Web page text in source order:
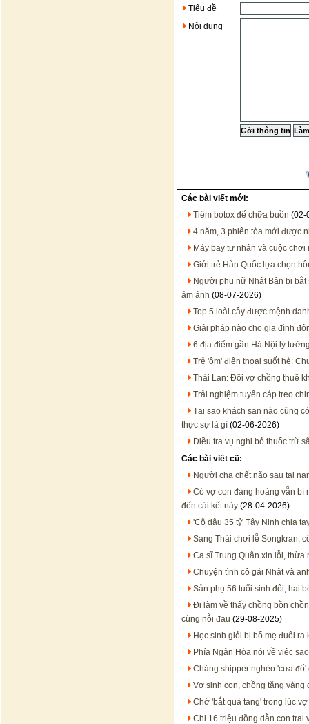
Tiêu đề
Nội dung
Các bài viết mới:
Tiêm botox để chữa buồn (02-
4 năm, 3 phiên tòa mới được
Máy bay tư nhân và cuộc
Giới trẻ Hàn Quốc lựa chọn
Người phụ nữ Nhật Bản bị
ám ảnh (08-07-2026)
Top 5 loài cây được mệnh
Giải pháp nào cho gia đình
6 địa điểm gần Hà Nội lý
Trẻ 'ôm' điện thoại suốt hè:
Thái Lan: Đôi vợ chồng thuê
Trải nghiệm tuyến cáp treo
Tại sao khách sạn nào cũng
thực sự là gì (02-06-2026)
Điều tra vụ nghi bỏ thuốc trừ
Các bài viết cũ:
Người cha chết não sau tai
Có vợ con đàng hoàng vẫn
đến cái kết này (28-04-2026)
'Cô dâu 35 tỷ' Tây Ninh chia
Sang Thái chơi lễ Songkran,
Ca sĩ Trung Quân xin lỗi, thừa
Chuyện tình cô gái Nhật và
Sản phụ 56 tuổi sinh đôi, hai
Đi làm về thấy chồng bồn
cùng nỗi đau (29-08-2025)
Học sinh giỏi bị bố mẹ đuổi
Phía Ngân Hòa nói về việc
Chàng shipper nghèo 'cưa
Vợ sinh con, chồng tặng vàng
Chờ 'bắt quả tang' trong lúc
Chi 16 triệu đồng dẫn con trai